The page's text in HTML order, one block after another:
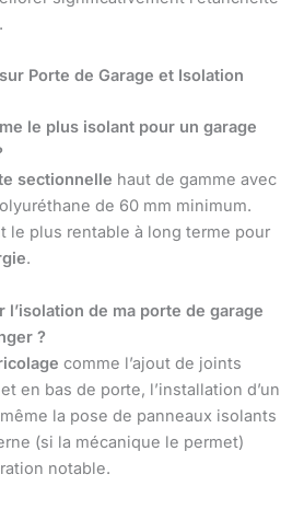
Porte de Garage et Isolation
le plus isolant pour un garage
sectionnelle haut de gamme avec
de 60 mm minimum.
le plus rentable à long terme pour
.
de ma porte de garage
?
comme l’ajout de joints
en bas de porte, l’installation d’un
la pose de panneaux isolants
(si la mécanique le permet)
notable.